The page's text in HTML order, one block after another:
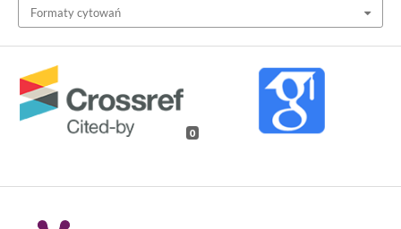
Formaty cytowań
0